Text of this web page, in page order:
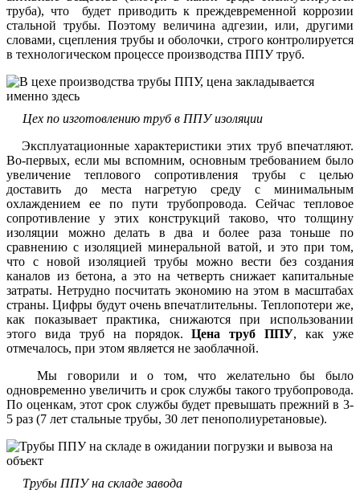
труба), что будет приводить к преждевременной коррозии
стальной трубы. Поэтому величина адгезии, или, другими
словами, сцепления трубы и оболочки, строго контролируется
в технологическом процессе производства ППУ труб.
Цех по изготовлению труб в ППУ изоляции
Эксплуатационные характеристики этих труб впечатляют.
Во-первых, если мы вспомним, основным требованием было
увеличение теплового сопротивления трубы с целью
доставить до места нагретую среду с минимальным
охлаждением ее по пути трубопровода. Сейчас тепловое
сопротивление у этих конструкций таково, что толщину
изоляции можно делать в два и более раза тоньше по
сравнению с изоляцией минеральной ватой, и это при том,
что с новой изоляцией трубы можно вести без создания
каналов из бетона, а это на четверть снижает капитальные
затраты. Нетрудно посчитать экономию на этом в масштабах
страны. Цифры будут очень впечатлительны. Теплопотери же,
как показывает практика, снижаются при использовании
этого вида труб на порядок.Цена труб ППУ, как уже
отмечалось, при этом является не заоблачной.
Мы говорили и о том, что желательно бы было
одновременно увеличить и срок службы такого трубопровода.
По оценкам, этот срок службы будет превышать прежний в 3-
5 раз (7 лет стальные трубы, 30 лет пенополиуретановые).
Трубы ППУ на складе завода